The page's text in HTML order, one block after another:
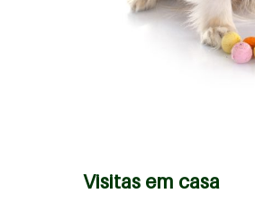
Visitas em casa